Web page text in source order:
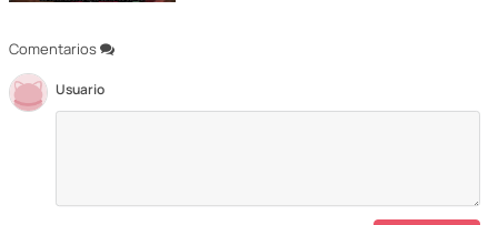
Comentarios
Usuario